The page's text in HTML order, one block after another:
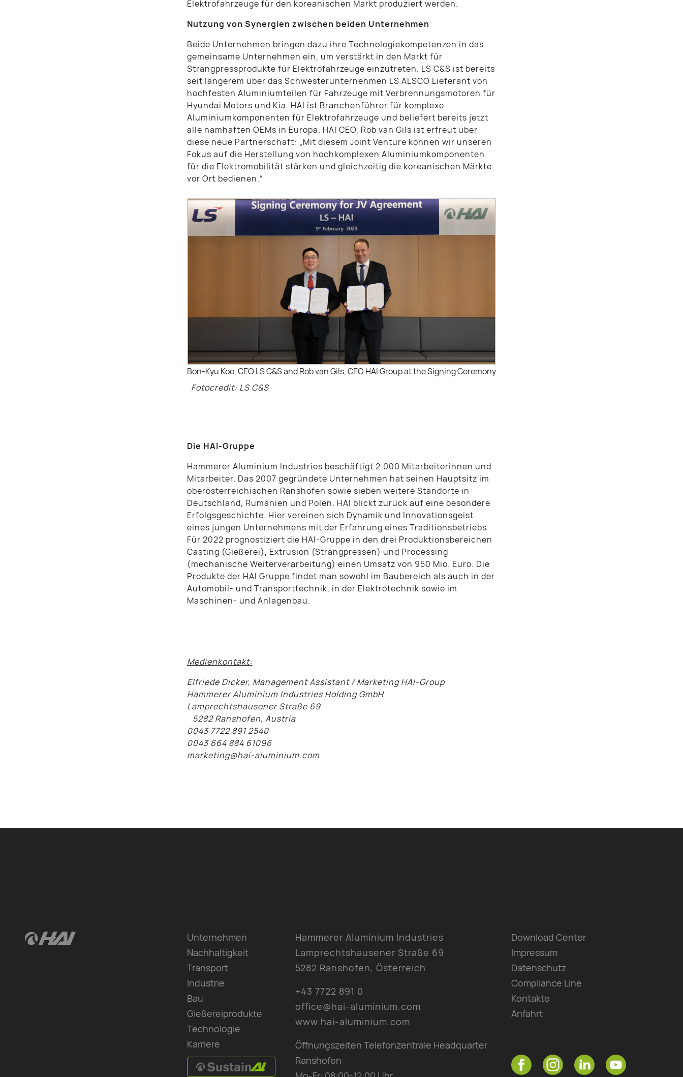
Elektrofahrzeuge für den koreanischen Markt produziert werden.
Nutzung von Synergien zwischen beiden Unternehmen
Beide Unternehmen bringen dazu ihre Technologiekompetenzen in das
gemeinsame Unternehmen ein, um verstärkt in den Markt für
Strangpressprodukte für Elektrofahrzeuge einzutreten. LS C&S ist bereits
seit längerem über das Schwesterunternehmen LS ALSCO Lieferant von
hochfesten Aluminiumteilen für Fahrzeuge mit Verbrennungsmotoren für
Hyundai Motors und Kia. HAI ist Branchenführer für komplexe
Aluminiumkomponenten für Elektrofahrzeuge und beliefert bereits jetzt
alle namhaften OEMs in Europa. HAI CEO, Rob van Gils ist erfreut über
diese neue Partnerschaft: „Mit diesem Joint Venture können wir unseren
Fokus auf die Herstellung von hochkomplexen Aluminiumkomponenten
für die Elektromobilität stärken und gleichzeitig die koreanischen Märkte
vor Ort bedienen.“
Bon-Kyu Koo, CEO LS C&S and Rob van Gils, CEO HAI Group at the Signing Ceremony
Fotocredit: LS C&S
Die HAI-Gruppe
Hammerer Aluminium Industries beschäftigt 2.000 Mitarbeiterinnen und
Mitarbeiter. Das 2007 gegründete Unternehmen hat seinen Hauptsitz im
oberösterreichischen Ranshofen sowie sieben weitere Standorte in
Deutschland, Rumänien und Polen. HAI blickt zurück auf eine besondere
Erfolgsgeschichte. Hier vereinen sich Dynamik und Innovationsgeist
eines jungen Unternehmens mit der Erfahrung eines Traditionsbetriebs.
Für 2022 prognostiziert die HAI-Gruppe in den drei Produktionsbereichen
Casting (Gießerei), Extrusion (Strangpressen) und Processing
(mechanische Weiterverarbeitung) einen Umsatz von 950 Mio. Euro. Die
Produkte der HAI Gruppe findet man sowohl im Baubereich als auch in der
Automobil- und Transporttechnik, in der Elektrotechnik sowie im
Maschinen- und Anlagenbau.
Medienkontakt:
Elfriede Dicker, Management Assistant / Marketing HAI-Group
Hammerer Aluminium Industries Holding GmbH
Lamprechtshausener Straße 69
5282 Ranshofen, Austria
0043 7722 891 2540
0043 664 884 61096
marketing@hai-aluminium.com
Unternehmen
Nachhaltigkeit
Transport
Industrie
Bau
Gießereiprodukte
Technologie
Karriere
Hammerer Aluminium Industries
Lamprechtshausener Straße 69
5282 Ranshofen, Österreich
+43 7722 891 0
office@hai-aluminium.com
www.hai-aluminium.com
Öffnungszeiten Telefonzentrale Headquarter
Ranshofen:
Download Center
Impressum
Datenschutz
Compliance Line
Kontakte
Anfahrt